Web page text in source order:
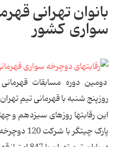
بانوان تهرانی
سواری کشور
دومین دوره مسابقات
روزپنج شنبه با قهرمانی تیم
این رقابتها روزهای سیزدهم و